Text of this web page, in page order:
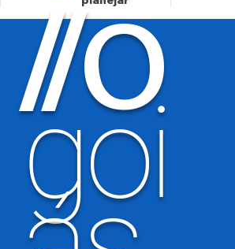
atentados no
período
eleitoral
há 2 dias
//O
goi